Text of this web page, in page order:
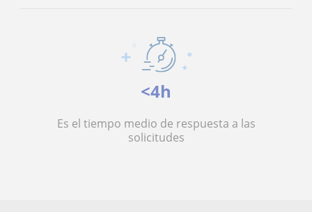
<4h
Es el tiempo medio de respuesta a las
solicitudes